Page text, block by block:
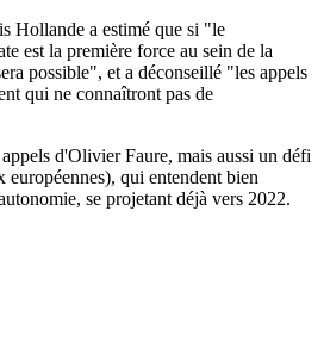
Hollande a estimé que si "le
est la première force au sein de la
possible", et a déconseillé "les appels
qui ne connaîtront pas de
d'Olivier Faure, mais aussi un défi
européennes), qui entendent bien
se projetant déjà vers 2022.